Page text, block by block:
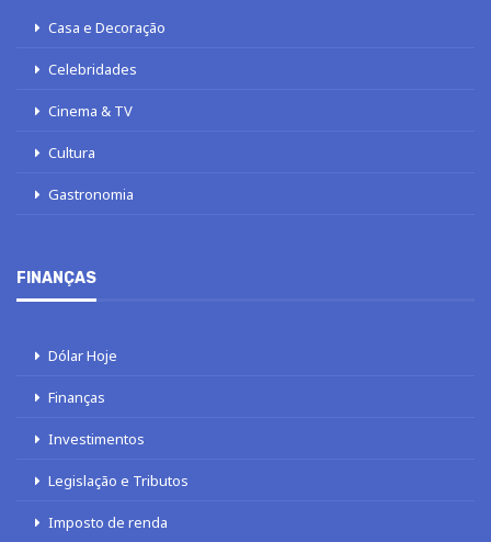
Casa e Decoração
Celebridades
Cinema & TV
Cultura
Gastronomia
FINANÇAS
Dólar Hoje
Finanças
Investimentos
Legislação e Tributos
Imposto de renda